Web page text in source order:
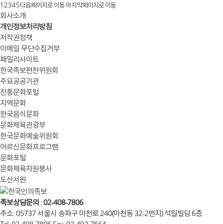
12345다음페이지로 이동마지막페이지로 이동
회사소개
개인정보처리방침
저작권정책
이메일 무단수집거부
패밀리사이트
한국족보편찬위원회
주요공공기관
전통문화포털
지역문화
한국음식문화
문화체육관광부
한국문화예술위원회
어르신문화프로그램
문화포털
문화체육자원봉사
도산서원
족보상담문의 : 02-408-7806
주소. 05737 서울시 송파구 마천로 240(마천동 32-2번지) 석일빌딩 6층